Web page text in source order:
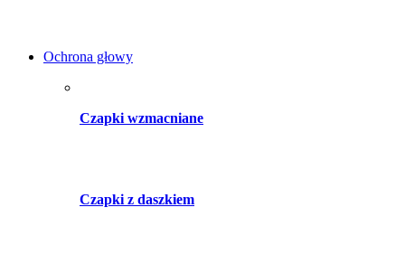
Ochrona głowy
Czapki wzmacniane
Czapki z daszkiem